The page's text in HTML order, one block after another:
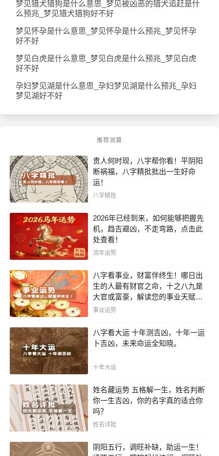
梦见猎犬猎狗是什么意思_梦见被凶恶的猎犬追赶是什
么预兆_梦见猎犬猎狗好不好
梦见怀孕是什么意思_梦见怀孕是什么预兆_梦见怀孕
好不好
梦见白虎是什么意思_梦见白虎是什么预兆_梦见白虎
好不好
孕妇梦见湖是什么意思_孕妇梦见湖是什么预兆_孕妇
梦见湖好不好
推荐测算
贵人何时现，八字帮你看！平阴阳
断祸福，八字精批批出一生好命
运！
八字精批
2026年已经到来，如何能够把握先
机，趋吉避凶，不走弯路，点击此
处查看！
流年运势
八字看事业，财富伴终生！哪日出
生的人最有财官之命，十之八九是
大官或富豪，解读您的事业天赋，
扭转当下不利困局！！
事业运势
八字看大运 十年测吉凶，十年一运
卜吉凶，未来命运全知晓。
十年大运
姓名藏运势 五格解一生，姓名判断
你一生吉凶，你的名字真的适合你
吗？
姓名详批
阴阳五行，调旺补缺，助运一生！